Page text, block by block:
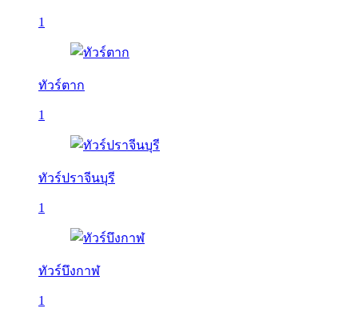
1
ทัวร์ตาก
1
ทัวร์ปราจีนบุรี
1
ทัวร์บึงกาฬ
1